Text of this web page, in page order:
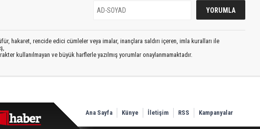
hakaret, rencide edici cümleler veya imalar, inançlara saldırı içeren, imla kuralları ile
kullanılmayan ve büyük harflerle yazılmış yorumlar onaylanmamaktadır.
Ana Sayfa Künye İletişim RSS Kampanyalar